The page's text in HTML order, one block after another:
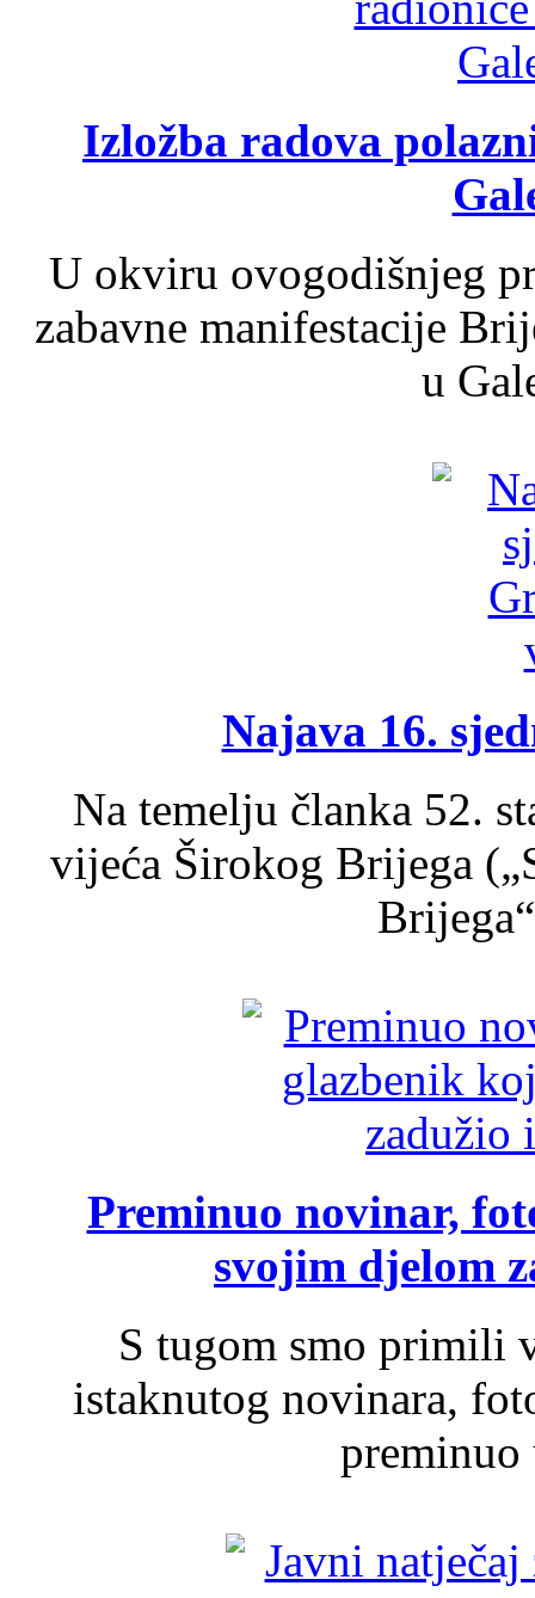
Izložba radova
U okviru ovogodišnjeg
zabavne manifestacije
u
Najava 16.
Na temelju članka 52.
vijeća Širokog Brijega
Preminuo novinar,
svojim djelom
S tugom smo primili
istaknutog novinara,